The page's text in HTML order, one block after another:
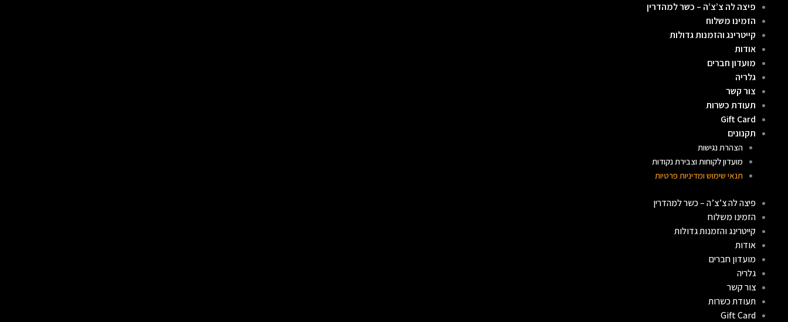
פיצה לה צ’צ’ה – כשר למהדרין
הזמינו משלוח
קייטרינג והזמנות גדולות
אודות
מועדון חברים
גלריה
צור קשר
תעודת כשרות
Gift Card
תקנונים
הצהרת נגישות
מועדון לקוחות וצבירת נקודות
תנאי שימוש ומדיניות פרטיות
פיצה לה צ’צ’ה – כשר למהדרין
הזמינו משלוח
קייטרינג והזמנות גדולות
אודות
מועדון חברים
גלריה
צור קשר
תעודת כשרות
Gift Card